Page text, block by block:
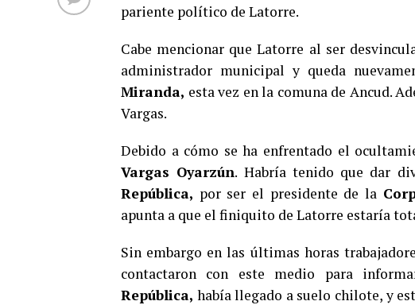
pariente político de Latorre.
Cabe mencionar que Latorre al ser
administrador municipal y queda
Miranda, esta vez en la comuna de Ancud.
Vargas.
Debido a cómo se ha enfrentado el
Vargas Oyarzún. Habría tenido que dar
República, por ser el presidente de la
apunta a que el finiquito de Latorre estaría
Sin embargo en las últimas horas
contactaron con este medio para
República, había llegado a suelo chilote, y